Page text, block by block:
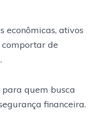
econômicas, ativos
de
para quem busca
financeira.